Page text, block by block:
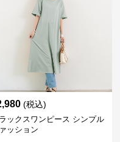
(税込)
ックスワンピース シンプル
ッション